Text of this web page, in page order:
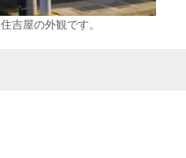
住吉屋の外観です。